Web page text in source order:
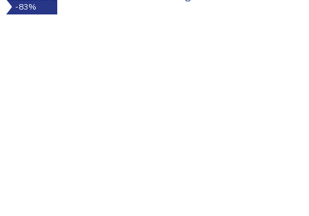
-83%